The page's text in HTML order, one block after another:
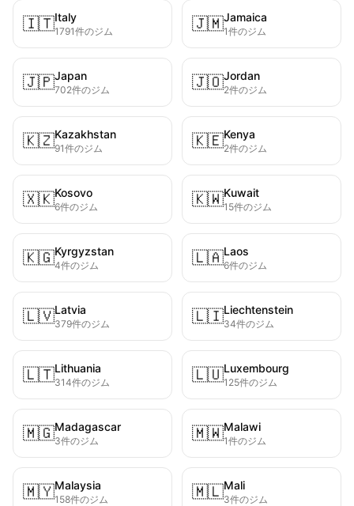
🇮🇹Italy
1791件のジム 🇯🇲Jamaica
1件のジム
🇯🇵Japan
702件のジム 🇯🇴Jordan
2件のジム
🇰🇿Kazakhstan
91件のジム 🇰🇪Kenya
2件のジム
🇽🇰Kosovo
6件のジム 🇰🇼Kuwait
15件のジム
🇰🇬Kyrgyzstan
4件のジム 🇱🇦Laos
6件のジム
🇱🇻Latvia
379件のジム 🇱🇮Liechtenstein
34件のジム
🇱🇹Lithuania
314件のジム 🇱🇺Luxembourg
125件のジム
🇲🇬Madagascar
3件のジム 🇲🇼Malawi
1件のジム
🇲🇾Malaysia
158件のジム 🇲🇱Mali
3件のジム